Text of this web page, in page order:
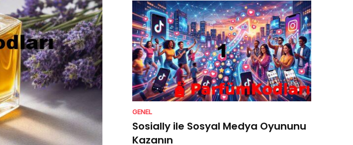
GENEL
Sosially ile Sosyal Medya Oyununu
Kazanın